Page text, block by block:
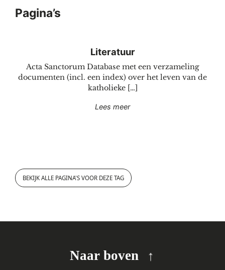
Pagina’s
Literatuur
Acta Sanctorum Database met een verzameling
documenten (incl. een index) over het leven van de
katholieke […]
Lees meer"Literatuur"
BEKIJK ALLE PAGINA'S VOOR DEZE TAG
Naar boven